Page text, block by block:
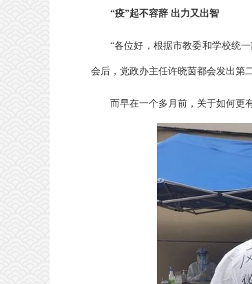
“疫”起不容辞 出力又出智
“各位好，根据市教委和学校统
会后，党政办主任许晓茵都会发出第
而早在一个多月前，关于如何更